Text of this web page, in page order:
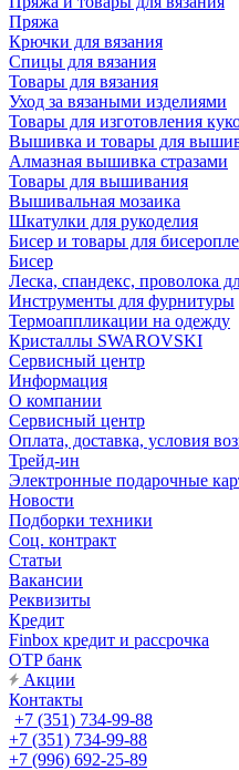
Пряжа
Крючки для вязания
Спицы для вязания
Товары для вязания
Уход за вязаными изделиями
Товары для изготовления
Вышивка и товары для
Алмазная вышивка стразами
Товары для вышивания
Вышивальная мозаика
Шкатулки для рукоделия
Бисер и товары для
Бисер
Леска, спандекс, проволока
Инструменты для фурнитуры
Термоаппликации на одежду
Кристаллы SWAROVSKI
Сервисный центр
Информация
О компании
Сервисный центр
Оплата, доставка, условия
Трейд-ин
Электронные подарочные
Новости
Подборки техники
Соц. контракт
Статьи
Вакансии
Реквизиты
Кредит
Finbox кредит и рассрочка
OTP банк
Акции
Контакты
+7 (351) 734-99-88
+7 (351) 734-99-88
+7 (996) 692-25-89